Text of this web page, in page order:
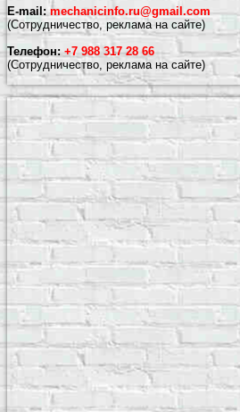
E-mail: mechanicinfo.ru@gmail.com
(Сотрудничество, реклама на сайте)
Телефон: +7 988 317 28 66
(Сотрудничество, реклама на сайте)